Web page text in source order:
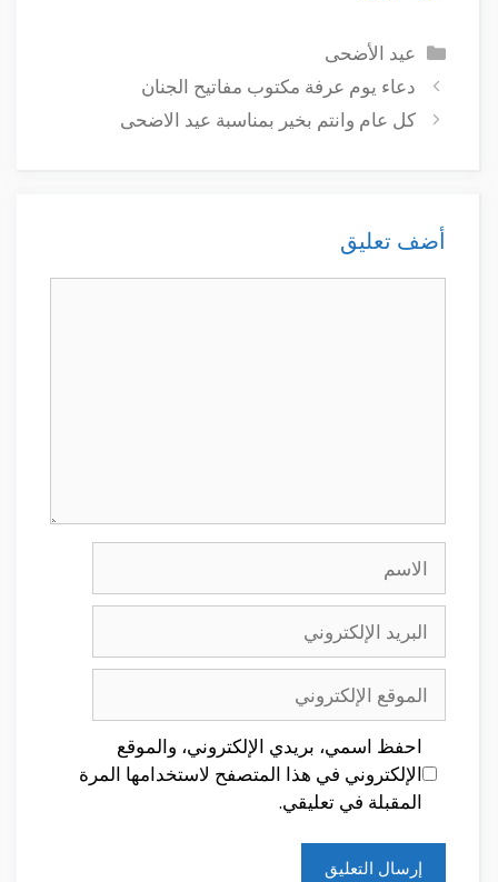
التصنيفات
عيد الأضحى
دعاء يوم عرفة مكتوب مفاتيح الجنان
كل عام وانتم بخير بمناسبة عيد الاضحى
أضف تعليق
الإلكتروني
الإلكتروني
احفظ اسمي، بريدي الإلكتروني، والموقع
الإلكتروني في هذا المتصفح لاستخدامها المرة
المقبلة في تعليقي.